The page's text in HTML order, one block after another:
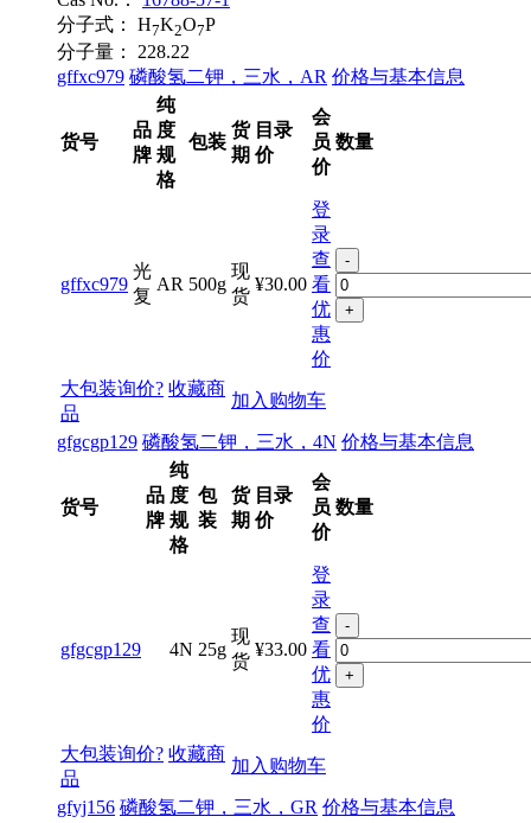
分子式：
H7K2O7P
分子量：
228.22
gffxc979 磷酸氢二钾，三水，AR 价格与基本信息
货号
品
牌
纯
度
规
格
包装
货
期
目录
价
会
员
价
数量
gffxc979
光
复
AR 500g
现
货
¥30.00
登
录
查
看
优
惠
价
-
+
大包装询价? 收藏商
品
加入购物车
gfgcgp129 磷酸氢二钾，三水，4N 价格与基本信息
货号
品
牌
纯
度
规
格
包
装
货
期
目录
价
会
员
价
数量
gfgcgp129 4N 25g
现
货
¥33.00
登
录
查
看
优
惠
价
-
+
大包装询价? 收藏商
品
加入购物车
gfyj156 磷酸氢二钾，三水，GR 价格与基本信息